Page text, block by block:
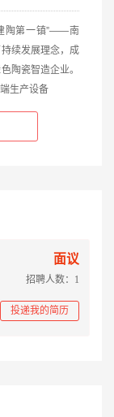
陶第一镇”——南
续发展理念，成
陶瓷智造企业。
生产设备
面议
招聘人数：1
投递我的简历